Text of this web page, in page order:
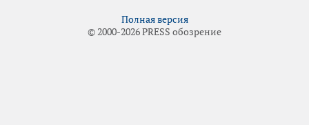
Полная версия
© 2000-2026 PRESS обозрение